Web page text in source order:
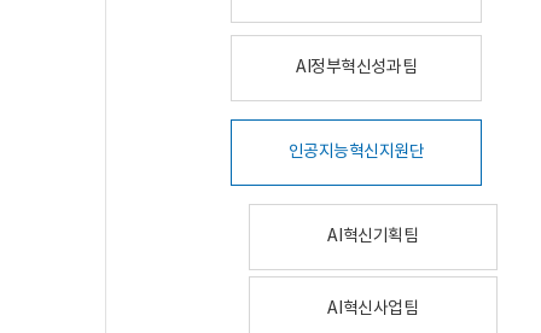
AI정부혁신성과팀
인공지능혁신지원단
AI혁신기획팀
AI혁신사업팀